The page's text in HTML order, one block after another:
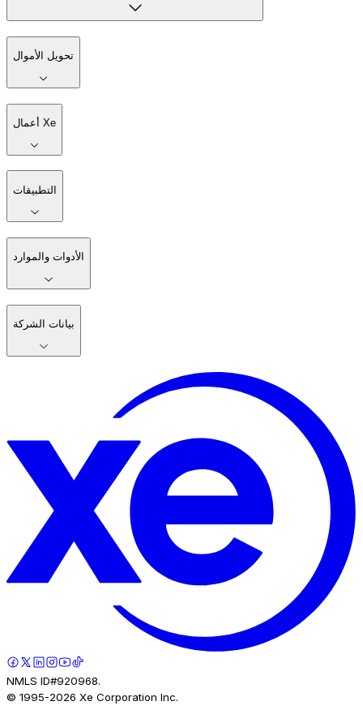
تحويل الأموال
أعمال Xe
التطبيقات
الأدوات والموارد
بيانات الشركة
NMLS ID#920968.
© 1995-2026 Xe Corporation Inc.